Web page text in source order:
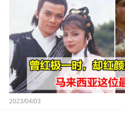
2023/04/03